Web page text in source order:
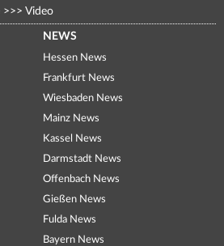
>>> Video
NEWS
Hessen News
Frankfurt News
Wiesbaden News
Mainz News
Kassel News
Darmstadt News
Offenbach News
Gießen News
Fulda News
Bayern News